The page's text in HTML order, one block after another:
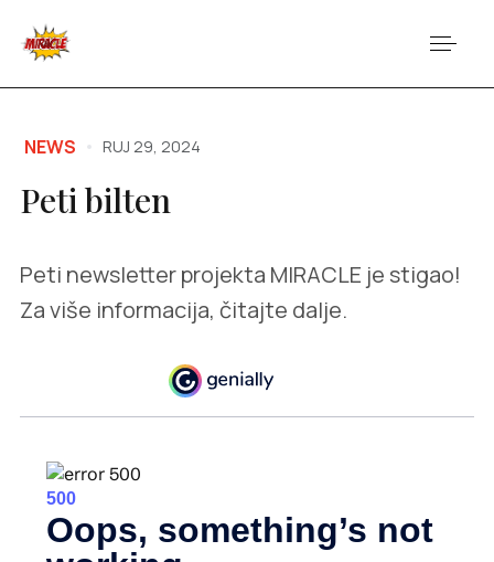
NEWS RUJ 29, 2024
Peti bilten
Peti newsletter projekta MIRACLE je stigao!
Za više informacija, čitajte dalje.